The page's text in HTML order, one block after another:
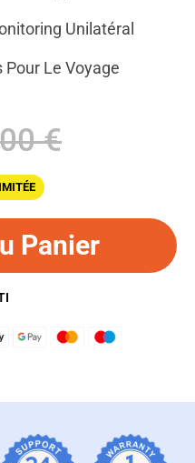
Unilatéral
Pour Le Voyage
€
Panier